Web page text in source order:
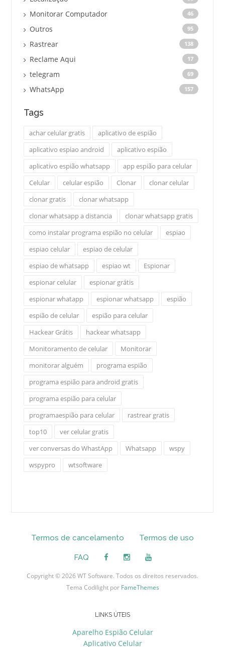
Monitorar Computador 46
Outros 95
Rastrear 138
Reclame Aqui 17
telegram 69
WhatsApp 157
Tags
achar celular gratis
aplicativo de espião
aplicativo espiao android
aplicativo espião
aplicativo espião whatsapp
app espião para celular
Celular
celular espião Clonar
clonar celular
clonar gratis
clonar whatsapp
clonar whatsapp a distancia
clonar whatsapp gratis
como instalar programa espião no celular
espiao
espiao celular
espiao de celular
espiao de whatsapp
espiao wt
Espionar
espionar celular
espionar grátis
espionar whatapp
espionar whatsapp
espião
espião de celular
espião para celular
Hackear Grátis
hackear whatsapp
Monitoramento de celular
Monitorar
monitorar alguém
programa espião
programa espião para android gratis
programa espião para celular
programaespião para celular
rastrear gratis
top10
ver celular gratis
ver conversas do WhastApp
Whatsapp
wspy
wspypro
wtsoftware
Termos de cancelamento Termos de uso
FAQ
Copyright © 2026 WT Software. Todos os direitos reservados.
Tema Codilight por FameThemes
LINKS ÚTEIS
Aparelho Espião Celular
Aplicativo Celular